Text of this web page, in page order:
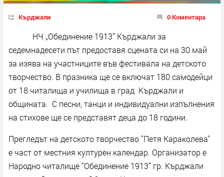
Кърджали 0 Коментара
НЧ „Обединение 1913” Кърджали за
седемнадесети път предоставя сцената си на 30 май
за изява на участниците във фестивала на детското
творчество. В празника ще се включат 180 самодейци
от 18 читалища и училища в град Кърджали и
общината. С песни, танци и индивидуални изпълнения
на стихове ще се представят деца до 18 години.
Прегледът на детското творчество "Петя Караколева"
е част от местния културен календар. Организатор е
Народно читалище “Обединение 1913” гр. Кърджали